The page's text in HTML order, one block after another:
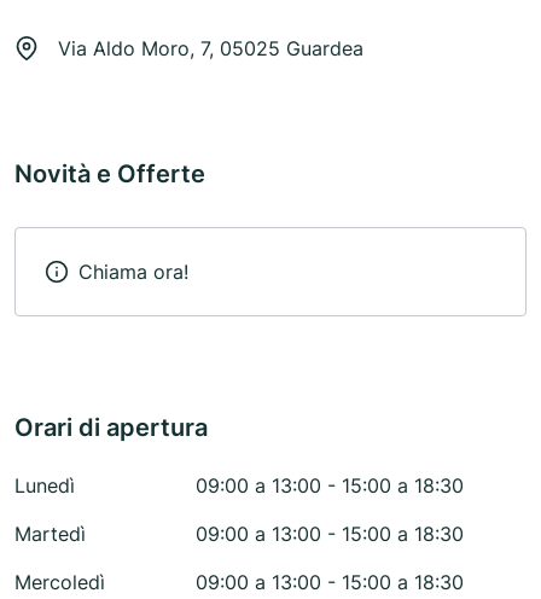
Via Aldo Moro, 7, 05025 Guardea
Novità e Offerte
Chiama ora!
Orari di apertura
Lunedì
09:00 a 13:00 - 15:00 a 18:30
Martedì
09:00 a 13:00 - 15:00 a 18:30
Mercoledì
09:00 a 13:00 - 15:00 a 18:30